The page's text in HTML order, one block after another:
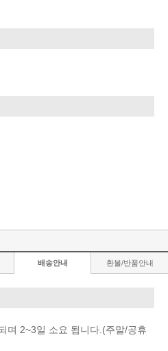
배송안내 환불/반품안내
며 2~3일 소요 됩니다.(주말/공휴